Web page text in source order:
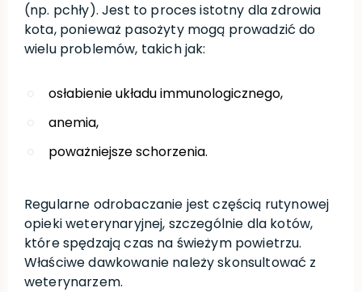
(np. pchły). Jest to proces istotny dla zdrowia
kota, ponieważ pasożyty mogą prowadzić do
wielu problemów, takich jak:
osłabienie układu immunologicznego,
anemia,
poważniejsze schorzenia.
Regularne odrobaczanie jest częścią rutynowej
opieki weterynaryjnej, szczególnie dla kotów,
które spędzają czas na świeżym powietrzu.
Właściwe dawkowanie należy skonsultować z
weterynarzem.